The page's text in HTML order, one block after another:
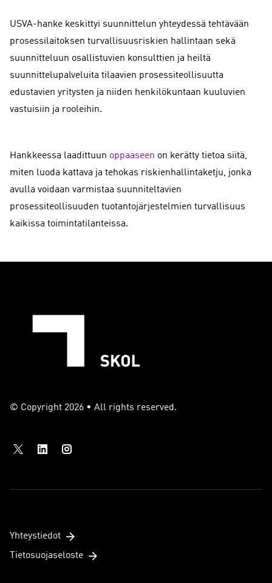
USVA-hanke keskittyi suunnittelun yhteydessä tehtävään
prosessilaitoksen turvallisuusriskien hallintaan sekä
suunnitteluun osallistuvien konsulttien ja heiltä
suunnittelupalveluita tilaavien prosessiteollisuutta
edustavien yritysten ja niiden henkilökuntaan kuuluvien
vastuisiin ja rooleihin.
Hankkeessa laadittuun oppaaseen on kerätty tietoa siitä,
miten luoda kattava ja tehokas riskienhallintaketju, jonka
avulla voidaan varmistaa suunniteltavien
prosessiteollisuuden tuotantojärjestelmien turvallisuus
kaikissa toimintatilanteissa.
© Copyright 2026 • All rights reserved.
Yhteystiedot
Tietosuojaseloste